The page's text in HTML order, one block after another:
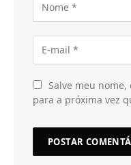
Salve meu
para a próxima vez